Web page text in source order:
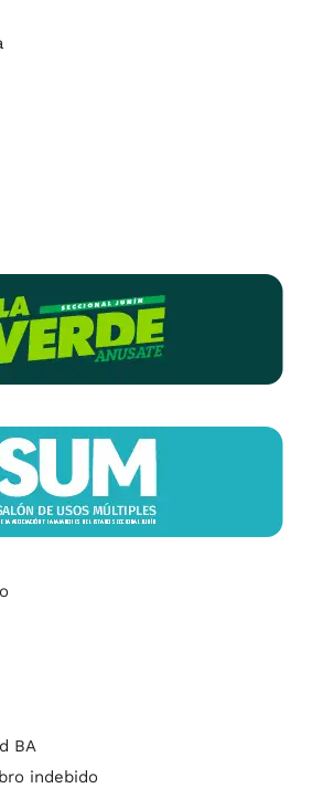
BA
indebido